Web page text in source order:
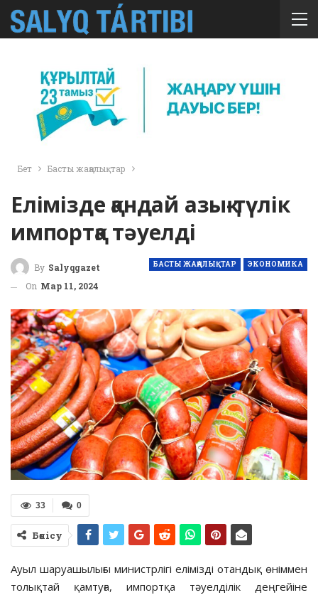
Бет Басты жаңалықтар
Елімізде қандай азық-түлік
импортқа тәуелді
БАСТЫ ЖАҢАЛЫҚТАР ЭКОНОМИКА
By Salyqgazet
On Мар 11, 2024
0
33
Бөлісу
Ауыл шаруашылығы министрлігі елімізді отандық өніммен
толықтай қамтуға, импортқа тәуелділік деңгейіне